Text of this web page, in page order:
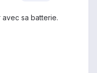
sa batterie.